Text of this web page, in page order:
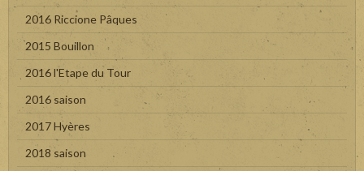
2016 Riccione Pâques
2015 Bouillon
2016 l'Etape du Tour
2016 saison
2017 Hyères
2018 saison